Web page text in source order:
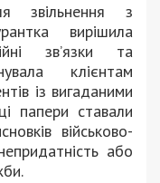
звільнення з
вирішила
зв’язки та
клієнтам
із вигаданими
папери ставали
військово-
або